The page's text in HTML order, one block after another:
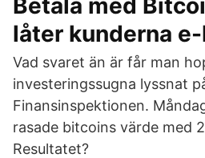
Betala med
låter kunderna
Vad svaret än är får man
investeringssugna lyssnat
Finansinspektionen.
rasade bitcoins värde med
Resultatet?